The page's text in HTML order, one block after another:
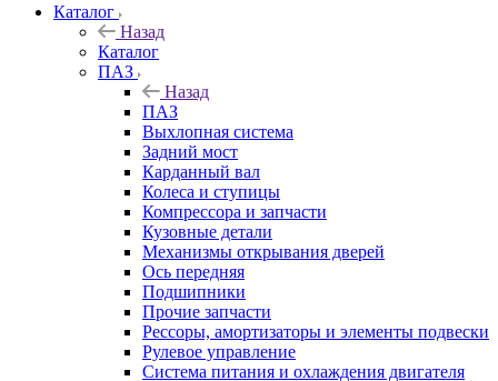
Каталог
Назад
Каталог
ПАЗ
Назад
ПАЗ
Выхлопная система
Задний мост
Карданный вал
Колеса и ступицы
Компрессора и запчасти
Кузовные детали
Механизмы открывания дверей
Ось передняя
Подшипники
Прочие запчасти
Рессоры, амортизаторы и элементы подвески
Рулевое управление
Система питания и охлаждения двигателя